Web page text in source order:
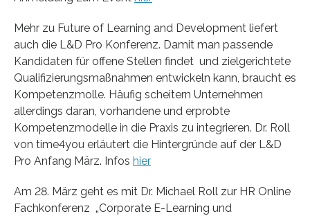
Mehr zu Future of Learning and Development liefert
auch die L&D Pro Konferenz. Damit man passende
Kandidaten für offene Stellen findet und zielgerichtete
Qualifizierungsmaßnahmen entwickeln kann, braucht es
Kompetenzmolle. Häufig scheitern Unternehmen
allerdings daran, vorhandene und erprobte
Kompetenzmodelle in die Praxis zu integrieren. Dr. Roll
von time4you erläutert die Hintergründe auf der L&D
Pro Anfang März. Infos hier
Am 28. März geht es mit Dr. Michael Roll zur HR Online
Fachkonferenz „Corporate E-Learning und